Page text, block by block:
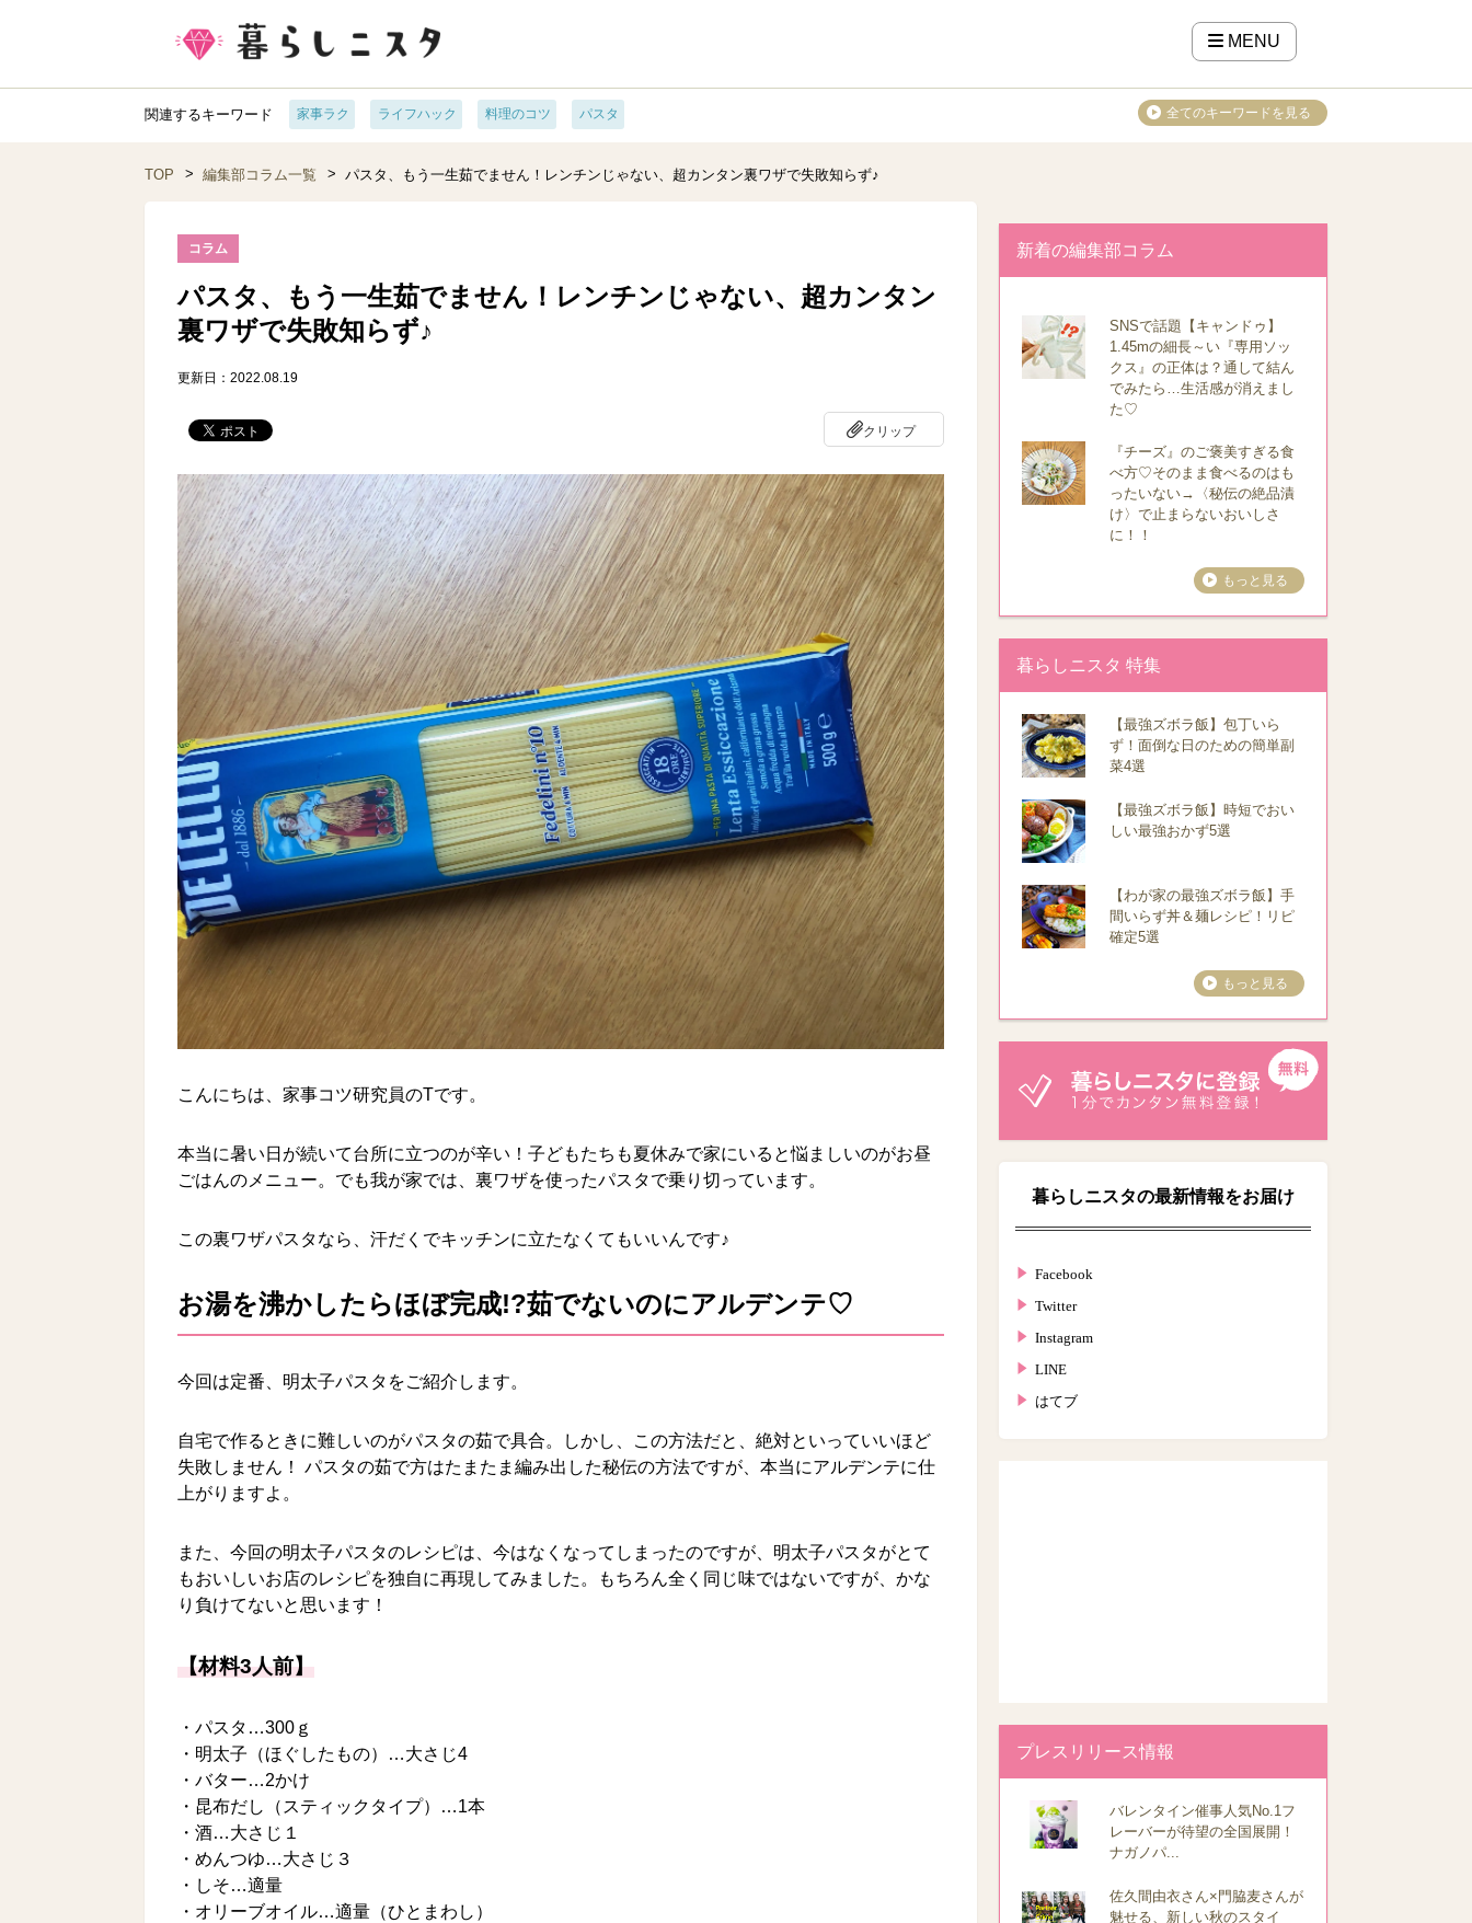
MENU
関連するキーワード 家事ラク ライフハック 料理のコツ パスタ 全てのキーワードを見る
TOP 編集部コラム一覧 パスタ、もう一生茹でません！レンチンじゃない、超カンタン裏ワザで失敗知らず♪
コラム
パスタ、もう一生茹でません！レンチンじゃない、超カンタン
裏ワザで失敗知らず♪
更新日：2022.08.19
クリップ
こんにちは、家事コツ研究員のTです。
本当に暑い日が続いて台所に立つのが辛い！子どもたちも夏休みで家にいると悩ましいのがお昼
ごはんのメニュー。でも我が家では、裏ワザを使ったパスタで乗り切っています。
この裏ワザパスタなら、汗だくでキッチンに立たなくてもいいんです♪
お湯を沸かしたらほぼ完成!?茹でないのにアルデンテ♡
今回は定番、明太子パスタをご紹介します。
自宅で作るときに難しいのがパスタの茹で具合。しかし、この方法だと、絶対といっていいほど
失敗しません！ パスタの茹で方はたまたま編み出した秘伝の方法ですが、本当にアルデンテに仕
上がりますよ。
また、今回の明太子パスタのレシピは、今はなくなってしまったのですが、明太子パスタがとて
もおいしいお店のレシピを独自に再現してみました。もちろん全く同じ味ではないですが、かな
り負けてないと思います！
【材料3人前】
・パスタ…300ｇ
・明太子（ほぐしたもの）…大さじ4
・バター…2かけ
・昆布だし（スティックタイプ）…1本
・酒…大さじ１
・めんつゆ…大さじ３
・しそ…適量
・オリーブオイル…適量（ひとまわし）
新着の編集部コラム
SNSで話題【キャンドゥ】
1.45mの細長～い『専用ソッ
クス』の正体は？通して結ん
でみたら…生活感が消えまし
た♡
『チーズ』のご褒美すぎる食
べ方♡そのまま食べるのはも
ったいない→〈秘伝の絶品漬
け〉で止まらないおいしさ
に！！
もっと見る
暮らしニスタ 特集
【最強ズボラ飯】包丁いら
ず！面倒な日のための簡単副
菜4選
【最強ズボラ飯】時短でおい
しい最強おかず5選
【わが家の最強ズボラ飯】手
間いらず丼＆麺レシピ！リピ
確定5選
もっと見る
暮らしニスタの最新情報をお届け
Facebook
Twitter
Instagram
LINE
はてブ
プレスリリース情報
バレンタイン催事人気No.1フ
レーバーが待望の全国展開！
ナガノパ...
佐久間由衣さん×門脇麦さんが
魅せる、新しい秋のスタイ